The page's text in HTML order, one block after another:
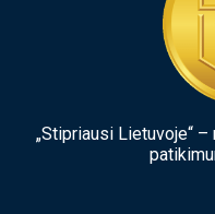
„Stipriausi Lietuvoje“